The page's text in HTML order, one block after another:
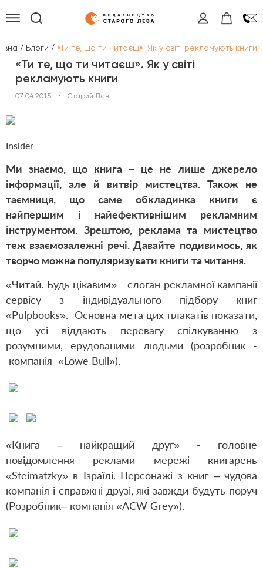
/ Блоги / «Ти те, що ти читаєш». Як у світі рекламують книги
«Ти те, що ти читаєш». Як у світі
рекламують книги
07.04.2015 • Старий Лев
Insider
Ми знаємо, що книга – це не лише джерело
інформації, але й витвір мистецтва. Також не
таємниця, що саме обкладинка книги є
найпершим і найефективнішим рекламним
інструментом. Зрештою, реклама та мистецтво
теж взаємозалежні речі. Давайте подивимось, як
творчо можна популяризувати книги та читання.
«Читай. Будь цікавим» - слоган рекламної кампанії
сервісу з індивідуального підбору книг
«Pulpbooks». Основна мета цих плакатів показати,
що усі віддають перевагу спілкуванню з
розумними, ерудованими людьми (розробник -
компанія «Lowe Bull»).
«Книга – найкращий друг» - головне
повідомлення реклами мережі книгарень
«Steimatzky» в Ізраїлі. Персонажі з книг – чудова
компанія і справжні друзі, які завжди будуть поруч
(Розробник– компанія «ACW Grey»).